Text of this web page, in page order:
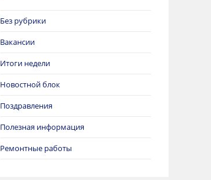
Без рубрики
Вакансии
Итоги недели
Новостной блок
Поздравления
Полезная информация
Ремонтные работы